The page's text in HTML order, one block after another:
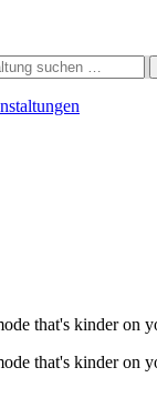
that's kinder on
that's kinder on